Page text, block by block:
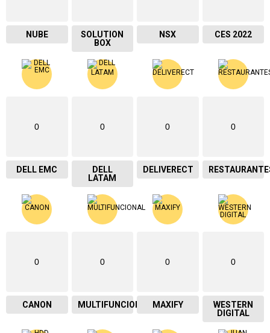
NUBE
SOLUTION
BOX
NSX CES 2022
0
DELL EMC
0
DELL
LATAM
0
DELIVERECT
0
0
CANON
0
MULTIFUNCIONAL
0
MAXIFY
0
WESTERN
DIGITAL